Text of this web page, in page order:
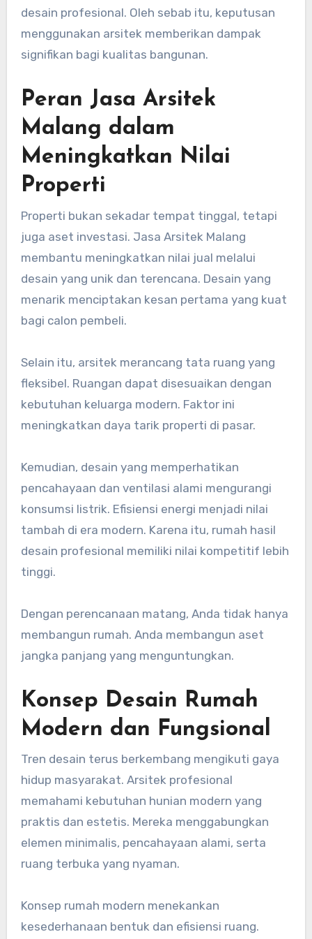
desain profesional. Oleh sebab itu, keputusan
menggunakan arsitek memberikan dampak
signifikan bagi kualitas bangunan.
Peran Jasa Arsitek
Malang dalam
Meningkatkan Nilai
Properti
Properti bukan sekadar tempat tinggal, tetapi
juga aset investasi. Jasa Arsitek Malang
membantu meningkatkan nilai jual melalui
desain yang unik dan terencana. Desain yang
menarik menciptakan kesan pertama yang kuat
bagi calon pembeli.
Selain itu, arsitek merancang tata ruang yang
fleksibel. Ruangan dapat disesuaikan dengan
kebutuhan keluarga modern. Faktor ini
meningkatkan daya tarik properti di pasar.
Kemudian, desain yang memperhatikan
pencahayaan dan ventilasi alami mengurangi
konsumsi listrik. Efisiensi energi menjadi nilai
tambah di era modern. Karena itu, rumah hasil
desain profesional memiliki nilai kompetitif lebih
tinggi.
Dengan perencanaan matang, Anda tidak hanya
membangun rumah. Anda membangun aset
jangka panjang yang menguntungkan.
Konsep Desain Rumah
Modern dan Fungsional
Tren desain terus berkembang mengikuti gaya
hidup masyarakat. Arsitek profesional
memahami kebutuhan hunian modern yang
praktis dan estetis. Mereka menggabungkan
elemen minimalis, pencahayaan alami, serta
ruang terbuka yang nyaman.
Konsep rumah modern menekankan
kesederhanaan bentuk dan efisiensi ruang.